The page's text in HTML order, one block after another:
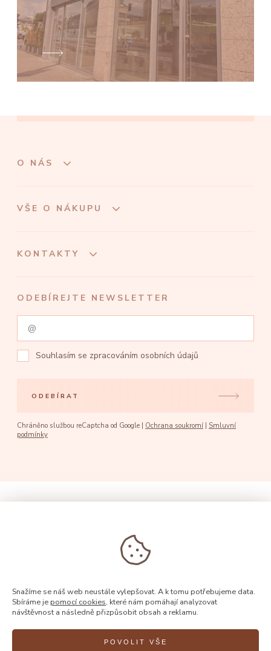
O NÁS
VŠE O NÁKUPU
KONTAKTY
ODEBÍREJTE NEWSLETTER
Souhlasím se zpracováním osobních údajů
ODEBÍRAT
Chráněno službou reCaptcha od Google | Ochrana soukromí
Smluvní
podmínky
Snažíme se náš web neustále vylepšovat. A k tomu potřebujeme data.
Sbíráme je pomocí cookies, které nám pomáhají analyzovat
návštěvnost a následně přizpůsobit obsah a reklamu.
POVOLIT VŠE